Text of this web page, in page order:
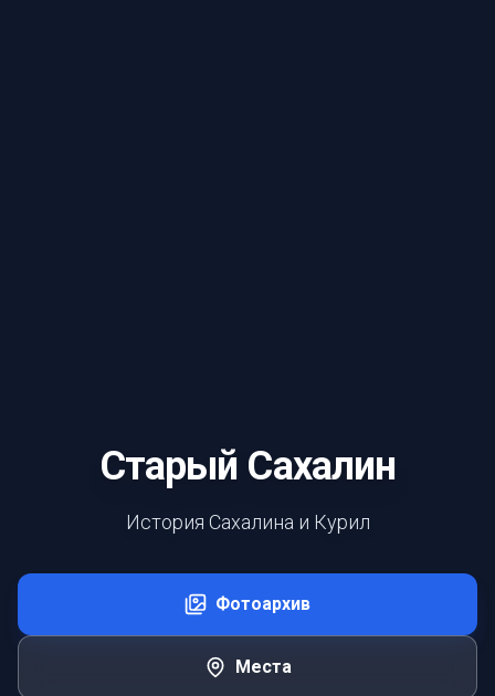
Старый Сахалин
История Сахалина и Курил
Фотоархив
Места